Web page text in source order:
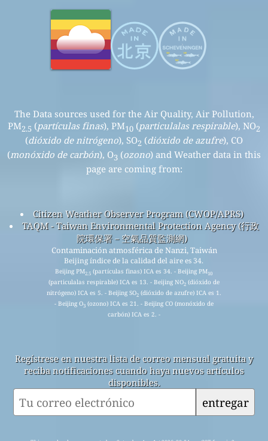
The Data sources used for the Air Quality, Air Pollution,
PM2.5 (partículas finas), PM10 (particulalas respirable), NO2
(dióxido de nitrógeno), SO2 (dióxido de azufre), CO
(monóxido de carbón), O3 (ozono) and Weather data in this
page are coming from:
Citizen Weather Observer Program (CWOP/APRS)
TAQM - Taiwan Environmental Protection Agency (行政
院環保署－空氣品質監測網)
Contaminación atmosférica de Nanzi, Taiwán
Beijing índice de la calidad del aire es 34.
Beijing PM2.5 (partículas finas) ICA es 34. - Beijing PM10
(particulalas respirable) ICA es 13. - Beijing NO2(dióxido de
nitrógeno) ICA es 5. - Beijing SO2(dióxido de azufre) ICA es 1.
- Beijing O3(ozono) ICA es 21. - Beijing CO (monóxido de
carbón) ICA es 2. -
Regístrese en nuestra lista de correo mensual gratuita y
reciba notificaciones cuando haya nuevos artículos
disponibles.
entregar